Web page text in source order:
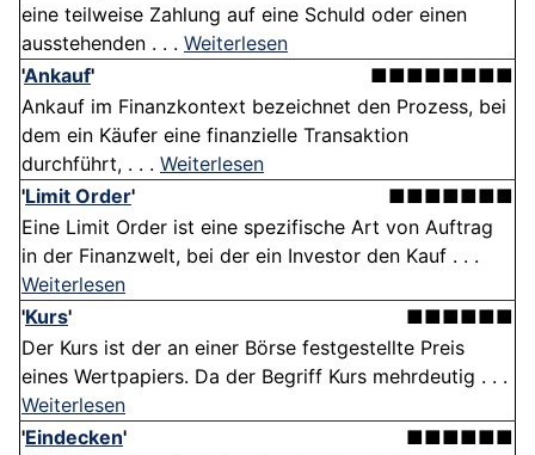
eine teilweise Zahlung auf eine Schuld oder einen
ausstehenden . . . Weiterlesen
'Ankauf'
■■■■■■■■
Ankauf im Finanzkontext bezeichnet den Prozess, bei
dem ein Käufer eine finanzielle Transaktion
durchführt, . . . Weiterlesen
'Limit Order'
■■■■■■■
Eine Limit Order ist eine spezifische Art von Auftrag
in der Finanzwelt, bei der ein Investor den Kauf . . .
Weiterlesen
'Kurs'
■■■■■■
Der Kurs ist der an einer Börse festgestellte Preis
eines Wertpapiers. Da der Begriff Kurs mehrdeutig . . .
Weiterlesen
'Eindecken'
■■■■■■